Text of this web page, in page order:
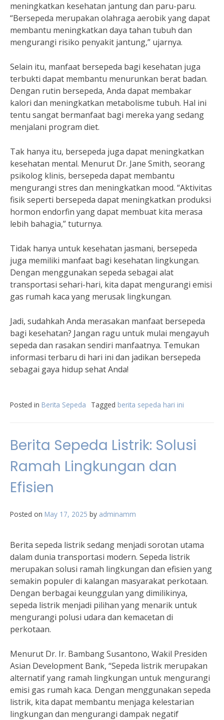
meningkatkan kesehatan jantung dan paru-paru.
“Bersepeda merupakan olahraga aerobik yang dapat
membantu meningkatkan daya tahan tubuh dan
mengurangi risiko penyakit jantung,” ujarnya.
Selain itu, manfaat bersepeda bagi kesehatan juga
terbukti dapat membantu menurunkan berat badan.
Dengan rutin bersepeda, Anda dapat membakar
kalori dan meningkatkan metabolisme tubuh. Hal ini
tentu sangat bermanfaat bagi mereka yang sedang
menjalani program diet.
Tak hanya itu, bersepeda juga dapat meningkatkan
kesehatan mental. Menurut Dr. Jane Smith, seorang
psikolog klinis, bersepeda dapat membantu
mengurangi stres dan meningkatkan mood. “Aktivitas
fisik seperti bersepeda dapat meningkatkan produksi
hormon endorfin yang dapat membuat kita merasa
lebih bahagia,” tuturnya.
Tidak hanya untuk kesehatan jasmani, bersepeda
juga memiliki manfaat bagi kesehatan lingkungan.
Dengan menggunakan sepeda sebagai alat
transportasi sehari-hari, kita dapat mengurangi emisi
gas rumah kaca yang merusak lingkungan.
Jadi, sudahkah Anda merasakan manfaat bersepeda
bagi kesehatan? Jangan ragu untuk mulai mengayuh
sepeda dan rasakan sendiri manfaatnya. Temukan
informasi terbaru di hari ini dan jadikan bersepeda
sebagai gaya hidup sehat Anda!
Posted in Berita Sepeda Tagged berita sepeda hari ini
Berita Sepeda Listrik: Solusi
Ramah Lingkungan dan
Efisien
Posted on May 17, 2025 by adminamm
Berita sepeda listrik sedang menjadi sorotan utama
dalam dunia transportasi modern. Sepeda listrik
merupakan solusi ramah lingkungan dan efisien yang
semakin populer di kalangan masyarakat perkotaan.
Dengan berbagai keunggulan yang dimilikinya,
sepeda listrik menjadi pilihan yang menarik untuk
mengurangi polusi udara dan kemacetan di
perkotaan.
Menurut Dr. Ir. Bambang Susantono, Wakil Presiden
Asian Development Bank, “Sepeda listrik merupakan
alternatif yang ramah lingkungan untuk mengurangi
emisi gas rumah kaca. Dengan menggunakan sepeda
listrik, kita dapat membantu menjaga kelestarian
lingkungan dan mengurangi dampak negatif